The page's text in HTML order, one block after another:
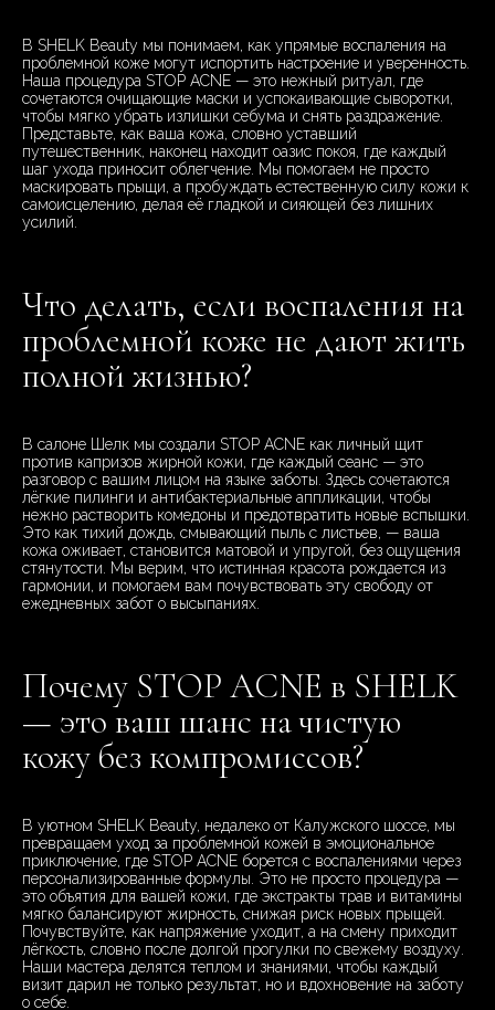
В SHELK Beauty мы понимаем, как упрямые воспаления на
проблемной коже могут испортить настроение и уверенность.
Наша процедура STOP ACNE — это нежный ритуал, где
сочетаются очищающие маски и успокаивающие сыворотки,
чтобы мягко убрать излишки себума и снять раздражение.
Представьте, как ваша кожа, словно уставший
путешественник, наконец находит оазис покоя, где каждый
шаг ухода приносит облегчение. Мы помогаем не просто
маскировать прыщи, а пробуждать естественную силу кожи к
самоисцелению, делая её гладкой и сияющей без лишних
усилий.
Что делать, если воспаления на
проблемной коже не дают жить
полной жизнью?
В салоне Шелк мы создали STOP ACNE как личный щит
против капризов жирной кожи, где каждый сеанс — это
разговор с вашим лицом на языке заботы. Здесь сочетаются
лёгкие пилинги и антибактериальные аппликации, чтобы
нежно растворить комедоны и предотвратить новые вспышки.
Это как тихий дождь, смывающий пыль с листьев, — ваша
кожа оживает, становится матовой и упругой, без ощущения
стянутости. Мы верим, что истинная красота рождается из
гармонии, и помогаем вам почувствовать эту свободу от
ежедневных забот о высыпаниях.
Почему STOP ACNE в SHELK
— это ваш шанс на чистую
кожу без компромиссов?
В уютном SHELK Beauty, недалеко от Калужского шоссе, мы
превращаем уход за проблемной кожей в эмоциональное
приключение, где STOP ACNE борется с воспалениями через
персонализированные формулы. Это не просто процедура —
это объятия для вашей кожи, где экстракты трав и витамины
мягко балансируют жирность, снижая риск новых прыщей.
Почувствуйте, как напряжение уходит, а на смену приходит
лёгкость, словно после долгой прогулки по свежему воздуху.
Наши мастера делятся теплом и знаниями, чтобы каждый
визит дарил не только результат, но и вдохновение на заботу
о себе.